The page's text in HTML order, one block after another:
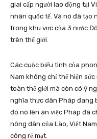
giai cấp người lao động tại
nhân quốc tế. Và nó đã tạo
trong khu vực của 3 nước
trên thế giới.
Các cuộc biểu tình của
Nam không chỉ thể hiện
toàn thế giới mà còn có ý
nghĩa thực dân Pháp đang
đó nó lên án việc Pháp đã
nông dân của Lào, Việt
công rẻ mạt.